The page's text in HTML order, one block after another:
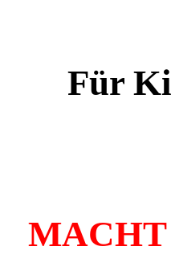
Für